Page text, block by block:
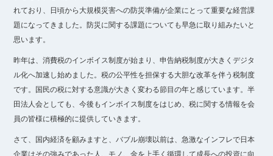
れており、日頃から大規模災害への防災準備が企業にとって重要な経営課
題になってきました。防災に関する課題についても早急に取り組みたいと
思います。
昨年は、消費税のインボイス制度が始まり、申告納税制度が大きくデジタ
ル化へ加速し始めました。税の公平性を担保する大胆な改革を伴う税制度
です。国民の税に対する意識が大きく変わる節目の年と感じています。半
田法人会としても、今後もインボイス制度をはじめ、税に関する情報を会
員の皆様に積極的に提供していきます。
さて、国内経済を顧みますと、バブル崩壊以前は、急激なインフレで日本
企業はその強みであった人、モノ、金を上手く循環して成長への投資に向